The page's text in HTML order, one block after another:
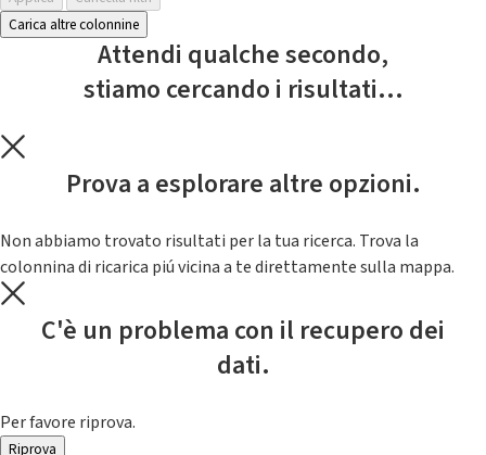
Carica altre colonnine
Attendi qualche secondo,
stiamo cercando i risultati...
Prova a esplorare altre opzioni.
Non abbiamo trovato risultati per la tua ricerca. Trova la
colonnina di ricarica piú vicina a te direttamente sulla mappa.
C'è un problema con il recupero dei
dati.
Per favore riprova.
Riprova